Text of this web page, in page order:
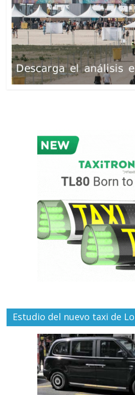
Estudio del nuevo taxi de